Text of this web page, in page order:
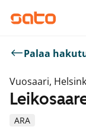
Palaa
Vuosaari,
ARA